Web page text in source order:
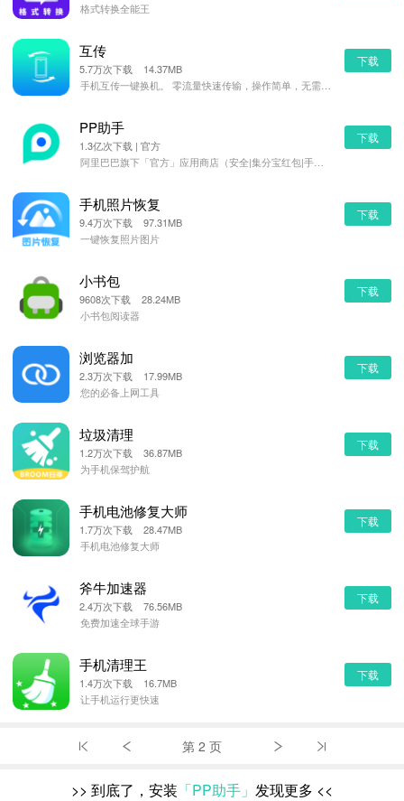
格式转换全能王
互传
5.7万次下载 14.37MB
下载
PP助手
1.3亿次下载 | 官方
下载
手机照片恢复
9.4万次下载 97.31MB
一键恢复照片图片
下载
小书包
9608次下载 28.24MB
小书包阅读器
下载
浏览器加
2.3万次下载 17.99MB
您的必备上网工具
下载
垃圾清理
1.2万次下载 36.87MB
为手机保驾护航
下载
手机电池修复大师
1.7万次下载 28.47MB
手机电池修复大师
下载
斧牛加速器
2.4万次下载 76.56MB
免费加速全球手游
下载
手机清理王
1.4万次下载 16.7MB
让手机运行更快速
下载
第 2 页
>> 到底了，安装 「PP助手」 发现更多 <<